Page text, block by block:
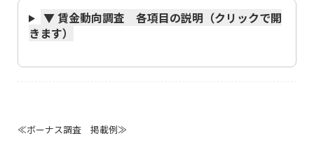
▼ 賃金動向調査 各項目の説明（クリックで開
きます）
≪ボーナス調査 掲載例≫